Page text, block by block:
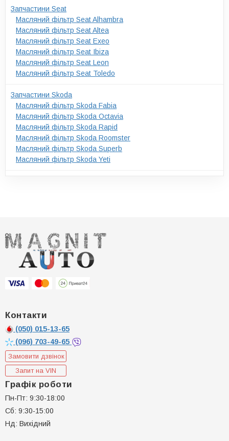
Запчастини Seat
Масляний фільтр Seat Alhambra
Масляний фільтр Seat Altea
Масляний фільтр Seat Exeo
Масляний фільтр Seat Ibiza
Масляний фільтр Seat Leon
Масляний фільтр Seat Toledo
Запчастини Skoda
Масляний фільтр Skoda Fabia
Масляний фільтр Skoda Octavia
Масляний фільтр Skoda Rapid
Масляний фільтр Skoda Roomster
Масляний фільтр Skoda Superb
Масляний фільтр Skoda Yeti
Контакти
(050) 015-13-65
(096) 703-49-65
Замовити дзвінок
Запит на VIN
Графік роботи
Пн-Пт: 9:30-18:00
Сб: 9:30-15:00
Нд: Вихідний